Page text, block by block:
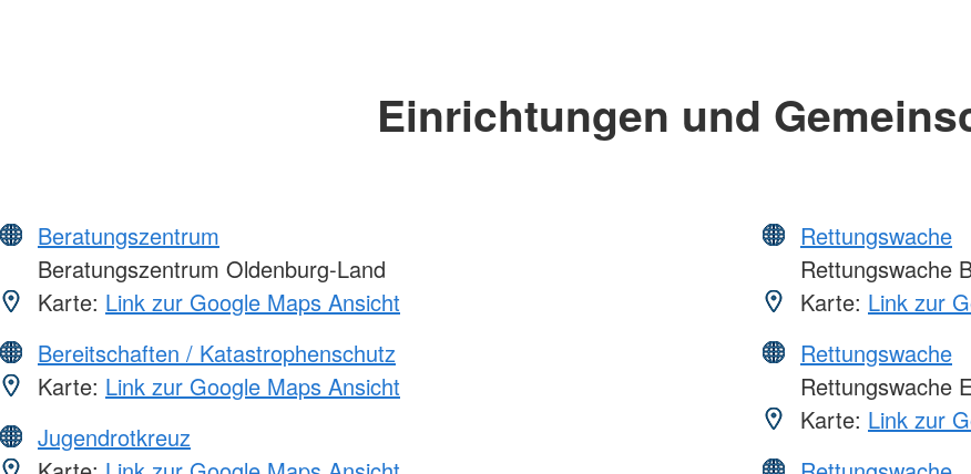
Einrichtungen und
Beratungszentrum
Beratungszentrum Oldenburg-Land
Karte: Link zur Google Maps Ansicht
Bereitschaften / Katastrophenschutz
Karte: Link zur Google Maps Ansicht
Jugendrotkreuz
Rettungswache
Rettungswache
Karte: Link zur
Rettungswache
Rettungswache
Karte: Link zur